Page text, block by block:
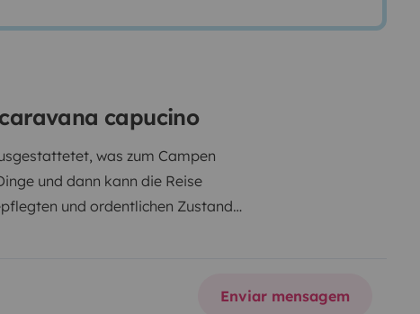
capucino
was zum Campen
und dann kann die Reise
und ordentlichen Zustand.
mehr.
Enviar mensagem